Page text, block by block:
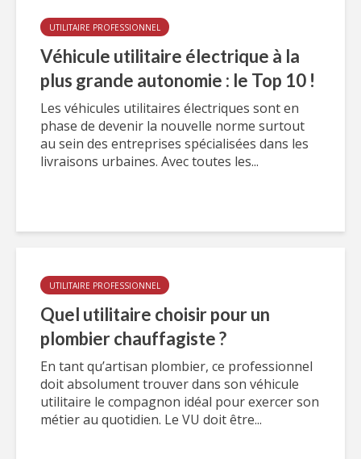
UTILITAIRE PROFESSIONNEL
Véhicule utilitaire électrique à la
plus grande autonomie : le Top 10 !
Les véhicules utilitaires électriques sont en
phase de devenir la nouvelle norme surtout
au sein des entreprises spécialisées dans les
livraisons urbaines. Avec toutes les...
UTILITAIRE PROFESSIONNEL
Quel utilitaire choisir pour un
plombier chauffagiste ?
En tant qu’artisan plombier, ce professionnel
doit absolument trouver dans son véhicule
utilitaire le compagnon idéal pour exercer son
métier au quotidien. Le VU doit être...